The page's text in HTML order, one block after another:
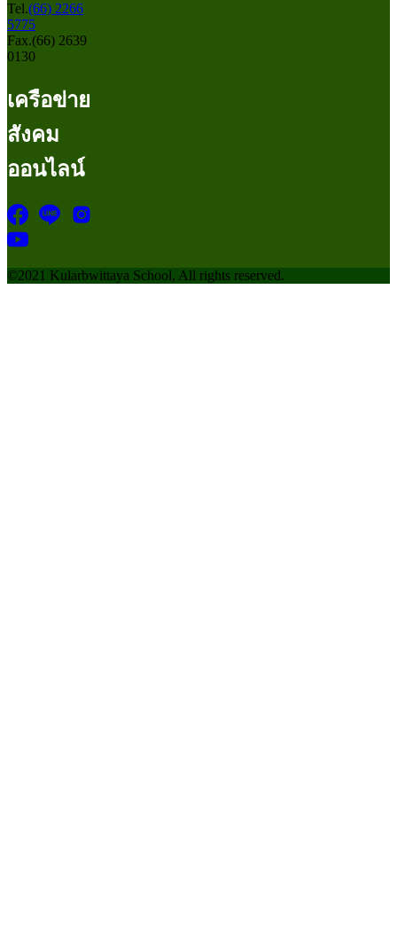
Tel.(66) 2266
5775
Fax.(66) 2639
0130
เครือข่าย
สังคม
ออนไลน์
©2021 Kularbwittaya School, All rights reserved.